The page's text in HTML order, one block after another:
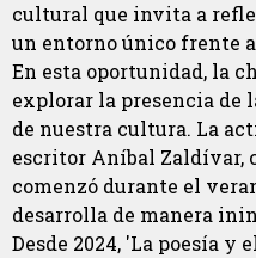
cultural que invita a
un entorno único frente
En esta oportunidad, la
explorar la presencia de
de nuestra cultura. La
escritor Aníbal Zaldívar,
comenzó durante el
desarrolla de manera
Desde 2024, 'La poesía y